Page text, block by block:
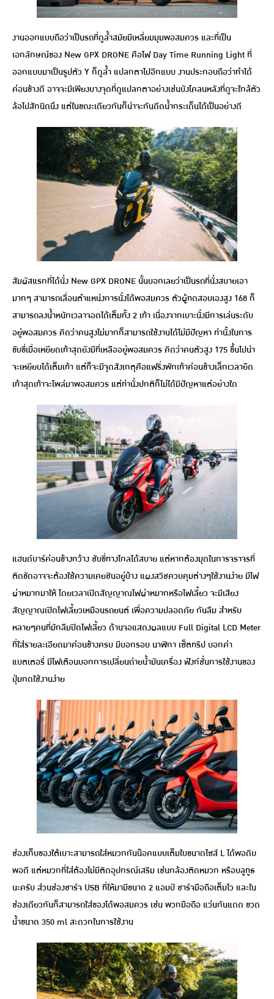
งานออกแบบถือว่าเป็นรถที่ดูล้ำสมัยมีเหลี่ยมมุมพอสมควร และที่เป็น
เอกลักษณ์ของ New GPX DRONE คือไฟ Day Time Running Light ที่
ออกแบบมาเป็นรูปตัว Y ก็ดูล้ำ แปลกตาไปอีกแบบ งานประกอบถือว่าทำได้
ค่อนข้างดี อาจจะมีเพียงบางจุดที่ดูแปลกตาอย่างเช่นบังโคลนหลังที่ดูจะใกล้ตัว
ล้อไปสักนิดนึง แต่ในขณะเดียวกันก็น่าจะกันดีดน้ำกระเด็นได้เป็นอย่างดี
สัมผัสแรกที่ได้นั่ง New GPX DRONE นั้นบอกเลยว่าเป็นรถที่นั่งสบายเอา
มากๆ สามารถเลื่อนตำแหน่งการนั่งได้พอสมควร ตัวผู้ทดสอบเองสูง 168 ก็
สามารถลงน้ำหนักเวลาจอดได้เต็มทั้ง 2 เท้า เนื่องจากเบาะนั่งมีการเล่นระดับ
อยู่พอสมควร คิดว่าคนสูงไม่มากก็สามารถใช้งานได้ไม่มีปัญหา ท่านั้งในการ
ขับขี่เมื่อเหยียดเท้าสุดยังมีที่เหลืออยู่พอสมควร คิดว่าคนตัวสูง 175 ขึ้นไปน่า
จะเหยียบได้เต็มเท้า แต่ก็จะมีจุดสังเกตุคือแฟริ่งพักเท้าค่อนข้างเล็กเวลายืด
เท้าสุดเท้าจะโพล่มาพอสมควร แต่ท่านั่งปกติก็ไม่ได้มีปัญหาแต่อย่างใด
แฮนด์บาร์ค่อนข้างกว้าง ชับขี่ทางไกลได้สบาย แต่หากต้องมุดในการจราจรที่
ติดขัดอาจจะต้องใช้ความเคยชินอยู่บ้าง แผงสวิชควบคุมต่างๆใช้งานง่าย มีไฟ
ผ่าหมากมาให้ โดยเวลาเปิดสัญญาณไฟผ่าหมากหรือไฟเลี้ยว จะมีเสียง
สัญญาณเปิดไฟเลี้ยวเหมือนรถยนต์ เพื่อความปลอดภัย กันลืม สำหรับ
หลายๆคนที่มักลืมปิดไฟเลี้ยว ด้านจอแสดงผลแบบ Full Digital LCD Meter
ที่ใส่รายละเอียดมาค่อนข้างครบ มีบอกรอบ นาฬิกา เซ็ตทริป บอกค่า
แบตเตอรี่ มีไฟเตือนบอกการเปลี่ยนถ่ายน้ำมันเครื่อง ฟังก์ชั่นการใช้งานของ
ปุ่มกดใช้งานง่าย
ช่องเก็บของใต้เบาะสามารถใส่หมวกกันน๊อคแบบเต็มใบขนาดไซส์ L ได้พอดิบ
พอดี แต่หมวกที่ใส่ต้องไม่มีติดอุปกรณ์เสริม เช่นกล้องติดหมวก หรือบลูทูธ
นะครับ ส่วนช่องชาร์จ USB ที่ให้มามีขนาด 2 แอมป์ ชาร์จมือถือเต็มไว และใน
ช่องเดียวกันก็สามารถใส่ของได้พอสมควร เช่น พวกมือถือ แว่นกันแดด ขวด
น้ำขนาด 350 ml สะดวกในการใช้งาน